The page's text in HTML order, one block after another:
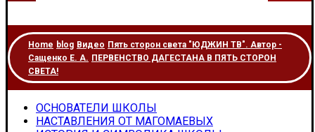
Home blog Видео Пять сторон света "ЮДЖИН ТВ". Автор -
Сащенко Е. А. ПЕРВЕНСТВО ДАГЕСТАНА В ПЯТЬ СТОРОН
СВЕТА!
ОСНОВАТЕЛИ ШКОЛЫ
НАСТАВЛЕНИЯ ОТ МАГОМАЕВЫХ